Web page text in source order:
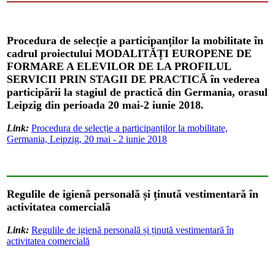
Procedura de selecție a participanților la mobilitate în
cadrul proiectului MODALITĂȚI EUROPENE DE
FORMARE A ELEVILOR DE LA PROFILUL
SERVICII PRIN STAGII DE PRACTICĂ în vederea
participării la stagiul de practică din Germania, orasul
Leipzig din perioada 20 mai-2 iunie 2018.
Link: Procedura de selecție a participanților la mobilitate,
Germania, Leipzig, 20 mai - 2 iunie 2018
Regulile de igienă personală și ținută vestimentară în
activitatea comercială
Link: Regulile de igienă personală și ținută vestimentară în
activitatea comercială